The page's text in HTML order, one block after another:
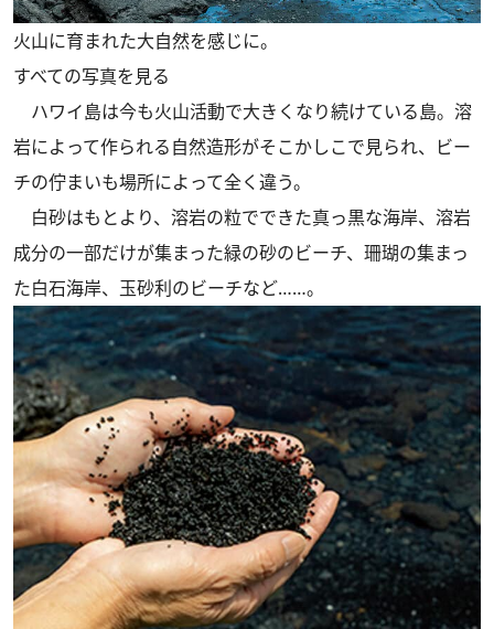
火山に育まれた大自然を感じに。
すべての写真を見る
ハワイ島は今も火山活動で大きくなり続けている島。溶
岩によって作られる自然造形がそこかしこで見られ、ビー
チの佇まいも場所によって全く違う。
白砂はもとより、溶岩の粒でできた真っ黒な海岸、溶岩
成分の一部だけが集まった緑の砂のビーチ、珊瑚の集まっ
た白石海岸、玉砂利のビーチなど……。